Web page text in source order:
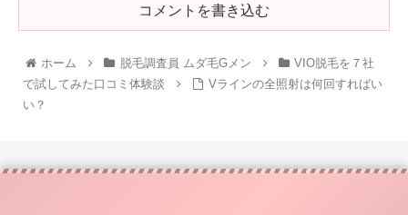
コメントを書き込む
ホーム 脱毛調査員 ムダ毛Gメン
VIO脱毛を７社
で試してみた口コミ体験談
Vラインの全照射は何回すればい
い？